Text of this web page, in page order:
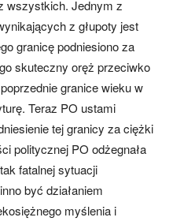
wszystkich. Jednym z
z głupoty jest
granicę podniesiono za
skuteczny oręż przeciwko
granice wieku w
Teraz PO ustami
tej granicy za ciężki
politycznej PO odżegnała
fatalnej sytuacji
być działaniem
myślenia i